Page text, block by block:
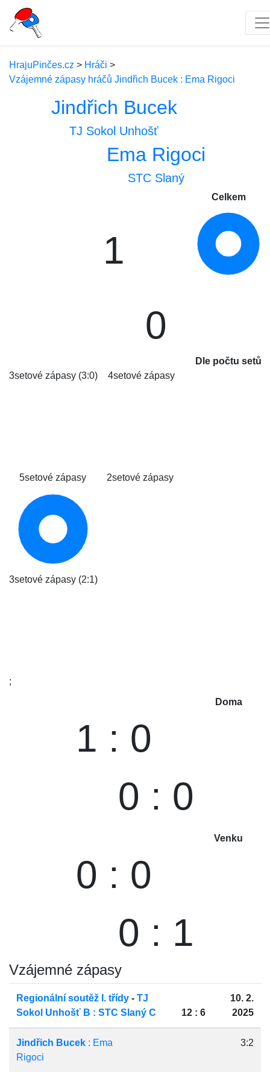
HrajuPinčes.cz > Hráči >
Vzájemné zápasy hráčů Jindřich Bucek : Ema Rigoci
Jindřich Bucek
TJ Sokol Unhošť
Ema Rigoci
STC Slaný
Celkem
1
0
Dle počtu setů
3setové zápasy (3:0)
4setové zápasy
5setové zápasy 2setové zápasy
3setové zápasy (2:1)
;
Doma
1 : 0
0 : 0
Venku
0 : 0
0 : 1
Vzájemné zápasy
Regionální soutěž I. třídy - TJ
Sokol Unhošť B : STC Slaný C
12 : 6
10. 2.
2025
Jindřich Bucek : Ema
Rigoci
3:2